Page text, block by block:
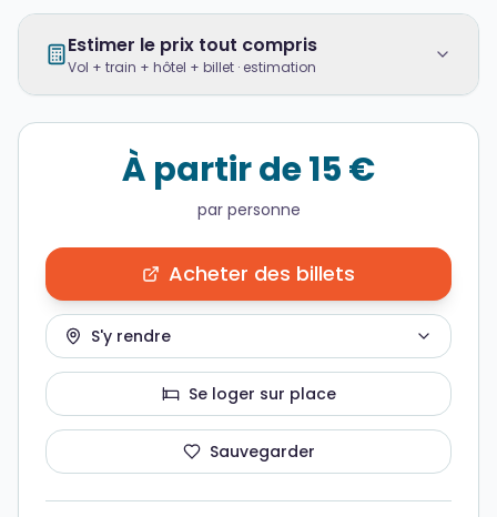
Estimer le prix tout compris
Vol + train + hôtel + billet · estimation
À partir de 15 €
par personne
Acheter des billets
S'y rendre
Se loger sur place
Sauvegarder